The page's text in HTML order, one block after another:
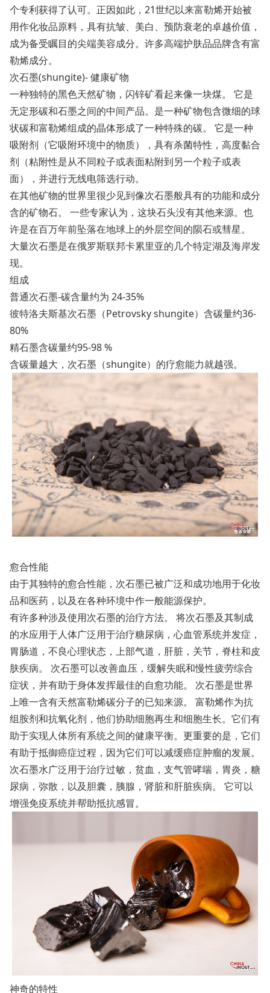
个专利获得了认可。正因如此，21世纪以来富勒烯开始被
用作化妆品原料，具有抗皱、美白、预防衰老的卓越价值，
成为备受瞩目的尖端美容成分。许多高端护肤品品牌含有富
勒烯成分。
次石墨(shungite)- 健康矿物
一种独特的黑色天然矿物，闪锌矿看起来像一块煤。 它是
无定形碳和石墨之间的中间产品。是一种矿物包含微细的球
状碳和富勒烯组成的晶体形成了一种特殊的碳。 它是一种
吸附剂（它吸附环境中的物质），具有杀菌特性，高度黏合
剂（粘附性是从不同粒子或表面粘附到另一个粒子或表
面），并进行无线电筛选行动。
在其他矿物的世界里很少见到像次石墨般具有的功能和成分
含的矿物石。 一些专家认为，这块石头没有其他来源。也
许是在百万年前坠落在地球上的外层空间的陨石或彗星。
大量次石墨是在俄罗斯联邦卡累里亚的几个特定湖及海岸发
现。
组成
普通次石墨-碳含量约为 24-35%
彼特洛夫斯基次石墨（Petrovsky shungite）含碳量约36-
80%
精石墨含碳量约95-98 %
含碳量越大，次石墨（shungite）的疗愈能力就越强。
愈合性能
由于其独特的愈合性能，次石墨已被广泛和成功地用于化妆
品和医药，以及在各种环境中作一般能源保护。
有许多种涉及使用次石墨的治疗方法。 将次石墨及其制成
的水应用于人体广泛用于治疗糖尿病，心血管系统并发症，
胃肠道，不良心理状态，上部气道，肝脏，关节，脊柱和皮
肤疾病。 次石墨可以改善血压，缓解失眠和慢性疲劳综合
症状，并有助于身体发挥最佳的自愈功能。 次石墨是世界
上唯一含有天然富勒烯碳分子的已知来源。 富勒烯作为抗
组胺剂和抗氧化剂，他们协助细胞再生和细胞生长。它们有
助于实现人体所有系统之间的健康平衡。更重要的是，它们
有助于抵御癌症过程，因为它们可以减缓癌症肿瘤的发展。
次石墨水广泛用于治疗过敏，贫血，支气管哮喘，胃炎，糖
尿病，弥散，以及胆囊，胰腺，肾脏和肝脏疾病。 它可以
增强免疫系统并帮助抵抗感冒。
神奇的特性